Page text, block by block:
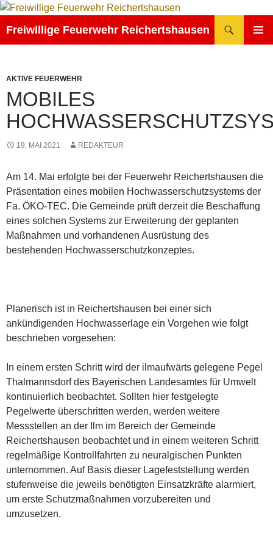
Zum
springen
Freiwillige Feuerwehr Reichertshausen
AKTIVE FEUERWEHR
MOBILES
19. MAI 2021 REDAKTEUR
Am 14. Mai erfolgte bei der Feuerwehr Reichertshausen die
Präsentation eines mobilen Hochwasserschutzsystems der
Fa. ÖKO-TEC. Die Gemeinde prüft derzeit die Beschaffung
eines solchen Systems zur Erweiterung der geplanten
Maßnahmen und vorhandenen Ausrüstung des
bestehenden Hochwasserschutzkonzeptes.
Planerisch ist in Reichertshausen bei einer sich
ankündigenden Hochwasserlage ein Vorgehen wie folgt
beschrieben vorgesehen:
In einem ersten Schritt wird der ilmaufwärts gelegene Pegel
Thalmannsdorf des Bayerischen Landesamtes für Umwelt
kontinuierlich beobachtet. Sollten hier festgelegte
Pegelwerte überschritten werden, werden weitere
Messstellen an der Ilm im Bereich der Gemeinde
Reichertshausen beobachtet und in einem weiteren Schritt
regelmäßige Kontrollfahrten zu neuralgischen Punkten
unternommen. Auf Basis dieser Lagefeststellung werden
stufenweise die jeweils benötigten Einsatzkräfte alarmiert,
um erste Schutzmaßnahmen vorzubereiten und
umzusetzen.